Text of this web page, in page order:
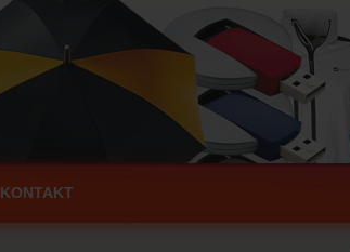
KONTAKT